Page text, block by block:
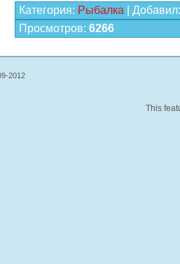
Категория: Рыбалка Добавил
Просмотров: 6266
2012
This